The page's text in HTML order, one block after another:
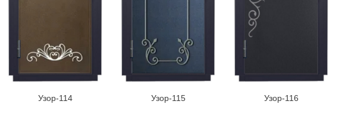
Узор-114 Узор-115 Узор-116